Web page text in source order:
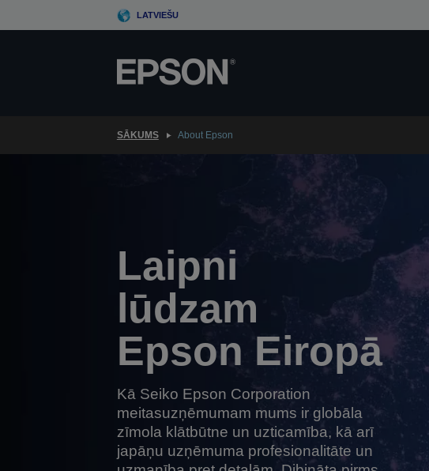
to
LATVIEŠU
SĀKUMS About Epson
Laipni
lūdzam
Epson Eiropā
Kā Seiko Epson Corporation
meitasuzņēmumam mums ir globāla
zīmola klātbūtne un uzticamība, kā arī
japāņu uzņēmuma profesionalitāte un